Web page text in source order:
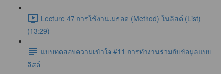
Lecture 47 การใช้งานเมธอด (Method) ในลิสต์ (List)
(13:29)
แบบทดสอบความเข้าใจ #11 การทำงานร่วมกับข้อมูลแบบ
ลิสต์